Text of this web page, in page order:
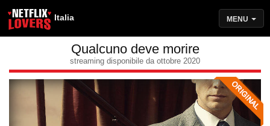
Italia MENU
Qualcuno deve morire
streaming disponibile da ottobre 2020